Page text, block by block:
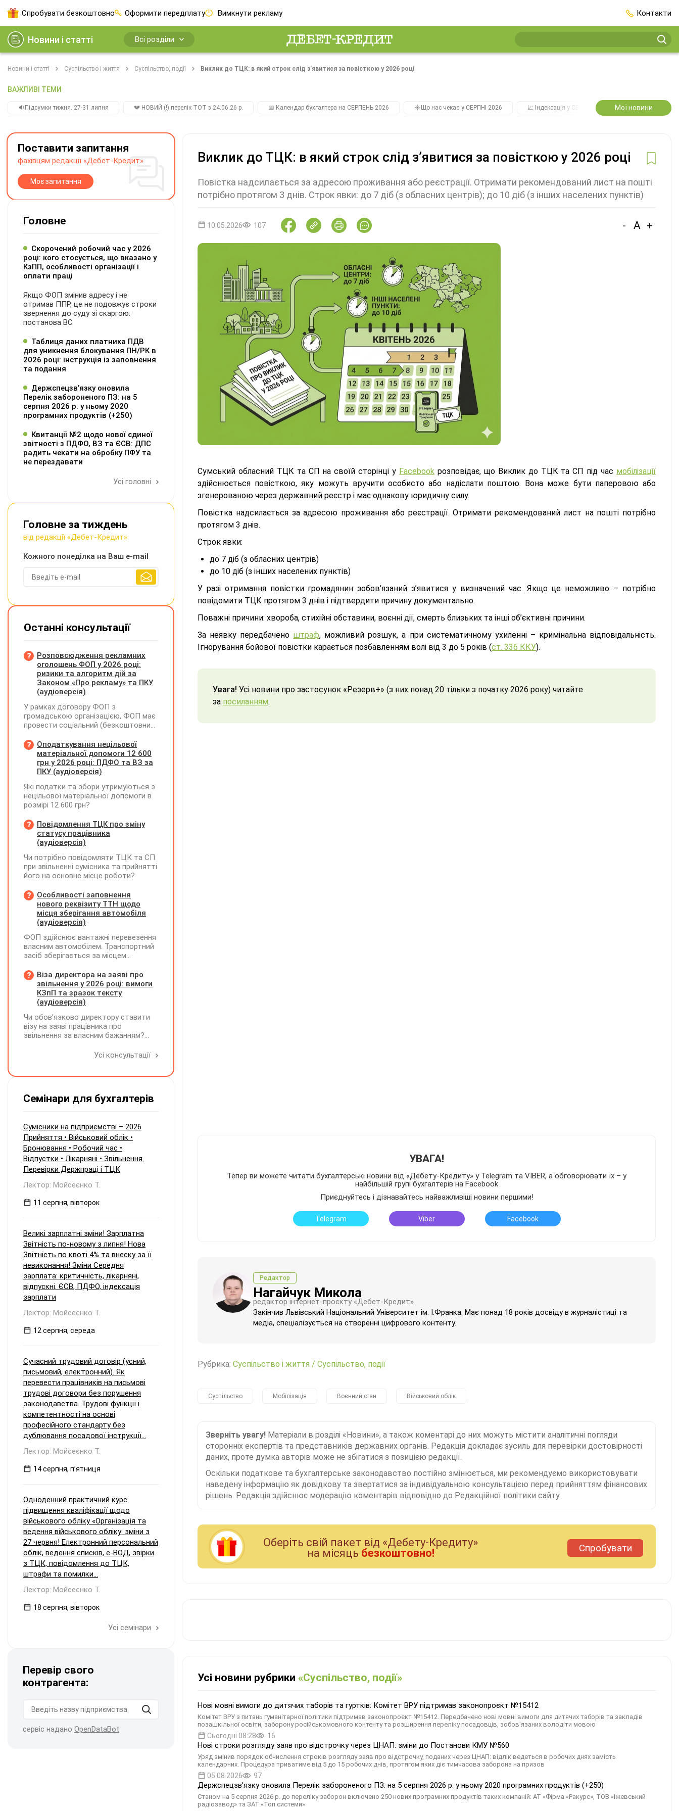
Спробувати безкоштовно Оформити передплату Вимкнути рекламу Контакти
Новини і статті Всі розділи
Новини і статті Суспільство і життя Суспільство, події Виклик до ТЦК: в який строк слід зʼявитися за повісткою у 2026 році
ВАЖЛИВІ ТЕМИ
🔉Підсумки тижня. 27-31 липня 💔 НОВИЙ (!) перелік ТОТ з 24.06.26 р. 📅 Календар бухгалтера на СЕРПЕНЬ 2026 ☀️Що нас чекає у СЕРПНІ 2026 📈 Індексація у СЕРПНІ 2️⃣0️⃣2️⃣7️⃣ Усі
Мої новини
Виклик до ТЦК: в який строк слід зʼявитися за повісткою у 2026 році
Повістка надсилається за адресою проживання або реєстрації. Отримати рекомендований лист на пошті
потрібно протягом 3 днів. Строк явки: до 7 діб (з обласних центрів); до 10 діб (з інших населених пунктів)
10.05.2026 107 - A +
Сумський обласний ТЦК та СП на своїй сторінці у Facebook розповідає, що Виклик до ТЦК та СП під час мобілізації
здійснюється повісткою, яку можуть вручити особисто або надіслати поштою. Вона може бути паперовою або
згенерованою через державний реєстр і має однакову юридичну силу.
Повістка надсилається за адресою проживання або реєстрації. Отримати рекомендований лист на пошті потрібно
протягом 3 днів.
Строк явки:
до 7 діб (з обласних центрів)
до 10 діб (з інших населених пунктів)
У разі отримання повістки громадянин зобов’язаний з’явитися у визначений час. Якщо це неможливо – потрібно
повідомити ТЦК протягом 3 днів і підтвердити причину документально.
Поважні причини: хвороба, стихійні обставини, воєнні дії, смерть близьких та інші об’єктивні причини.
За неявку передбачено штраф, можливий розшук, а при систематичному ухиленні – кримінальна відповідальність.
Ігнорування бойової повістки карається позбавленням волі від 3 до 5 років (ст. 336 ККУ).
Увага! Усі новини про застосунок «Резерв+» (з них понад 20 тільки з початку 2026 року) читайте
за посиланням.
УВАГА!
Тепер ви можете читати бухгалтерські новини від «Дебету-Кредиту» у Telegram та VIBER, а обговорювати їх – у
найбільшій групі бухгалтерів на Facebook
Приєднуйтесь і дізнавайтесь найважливіші новини першими!
Telegram Viber Facebook
Редактор
Нагайчук Микола
редактор інтернет-проєкту «Дебет-Кредит»
Закінчив Львівський Національний Університет ім. І.Франка. Має понад 18 років досвіду в журналістиці та
медіа, спеціалізується на створенні цифрового контенту.
Рубрика: Суспільство і життя / Суспільство, події
Суспільство Мобілізація Воєнний стан Військовий облік
Зверніть увагу! Матеріали в розділі «Новини», а також коментарі до них можуть містити аналітичні погляди
сторонніх експертів та представників державних органів. Редакція докладає зусиль для перевірки достовірності
даних, проте думка авторів може не збігатися з позицією редакції.
Оскільки податкове та бухгалтерське законодавство постійно змінюється, ми рекомендуємо використовувати
наведену інформацію як довідкову та звертатися за індивідуальною консультацією перед прийняттям фінансових
рішень. Редакція здійснює модерацію коментарів відповідно до Редакційної політики сайту.
Оберiть свiй пакет вiд «Дебету-Кредиту»
на мiсяць безкоштовно! Спробувати
Усі новини рубрики «Суспільство, події»
Нові мовні вимоги до дитячих таборів та гуртків: Комітет ВРУ підтримав законопроєкт №15412
Комітет ВРУ з питань гуманітарної політики підтримав законопроєкт №15412. Передбачено нові мовні вимоги для дитячих таборів та закладів
позашкільної освіти, заборону російськомовного контенту та розширення переліку посадовців, зобов'язаних володіти мовою
Сьогодні 08:28 16
Нові строки розгляду заяв про відстрочку через ЦНАП: зміни до Постанови КМУ №560
Уряд змінив порядок обчислення строків розгляду заяв про відстрочку, поданих через ЦНАП: відлік ведеться в робочих днях замість
календарних. Процедура триватиме від 5 до 15 робочих днів, протягом яких діє тимчасова заборона на призов
05.08.2026 97
Держспецзв’язку оновила Перелік забороненого ПЗ: на 5 серпня 2026 р. у ньому 2020 програмних продуктів (+250)
Станом на 5 серпня 2026 р. до переліку заборон включено 250 нових програмних продуктів таких компаній: АТ «Фірма «Ракурс», ТОВ «Іжевський
радіозавод» та ЗАТ «Топ системи»
Поставити запитання
фахівцям редакції «Дебет-Кредит»
Моє запитання
Головне
Скорочений робочий час у 2026
році: кого стосується, що вказано у
КзПП, особливості організації і
оплати праці
Якщо ФОП змінив адресу і не
отримав ППР, це не подовжує строки
звернення до суду зі скаргою:
постанова ВС
Таблиця даних платника ПДВ
для уникнення блокування ПН/РК в
2026 році: інструкція із заповнення
та подання
Держспецзв’язку оновила
Перелік забороненого ПЗ: на 5
серпня 2026 р. у ньому 2020
програмних продуктів (+250)
Квитанції №2 щодо нової єдиної
звітності з ПДФО, ВЗ та ЄСВ: ДПС
радить чекати на обробку ПФУ та
не перездавати
Усі головні
Головне за тиждень
від редакції «Дебет-Кредит»
Кожного понеділка на Ваш e-mail
Останні консультації
Розповсюдження рекламних
оголошень ФОП у 2026 році:
ризики та алгоритм дій за
Законом «Про рекламу» та ПКУ
(аудіоверсія)
У рамках договору ФОП з
громадською організацією, ФОП має
провести соціальний (безкоштовний
захід ФОП проводить через номер
телефону, який зазначено у
листівках, які він розклеїв на стовпах
району та суспільних рекламних
реєстрацію - це фото цих рекламних
об'яв. Чи виникає у ФОПа
зобов'язання по реєстрації цієї
податкові наслідки по
розповсюдженню цих об'яв?
Оподаткування нецільової
матеріальної допомоги 12 600
грн у 2026 році: ПДФО та ВЗ за
ПКУ (аудіоверсія)
Які податки та збори утримуються з
нецільової матеріальної допомоги в
розмірі 12 600 грн?
Повідомлення ТЦК про зміну
статусу працівника
(аудіоверсія)
Чи потрібно повідомляти ТЦК та СП
при звільненні сумісника та прийнятті
його на основне місце роботи?
Особливості заповнення
нового реквізиту ТТН щодо
місця зберігання автомобіля
(аудіоверсія)
ФОП здійснює вантажні перевезення
власним автомобілем. Транспортний
засіб зберігається за місцем
договір оренди гаража чи стоянки
відсутній. Яку адресу слід зазначати
у новому реквізиті ТТН «Місце, де
зберігається автомобіль»? Чи є
на місце стоянки?
Віза директора на заяві про
звільнення у 2026 році: вимоги
КЗпП та зразок тексту
(аудіоверсія)
Чи обов’язково директору ставити
візу на заяві працівника про
звільнення за власним бажанням?
згідно з нормами КЗпП?Усі консультації
Семінари для бухгалтерів
Сумісники на підприємстві – 2026
Прийняття • Військовий облік •
Бронювання • Робочий час •
Відпустки • Лікарняні • Звільнення.
Перевірки Держпраці і ТЦК
Лектор: Мойсеєнко Т.
11 серпня, вівторок
Великі зарплатні зміни! Зарплатна
Звітність по-новому з липня! Нова
Звітність по квоті 4% та внеску за її
невиконання! Зміни Середня
зарплата: критичність, лікарняні,
відпускні. ЄСВ, ПДФО, індексація
зарплати
Лектор: Мойсеєнко Т.
12 серпня, середа
Сучасний трудовий договір (усний,
письмовий, електронний). Як
перевести працівників на письмові
трудові договори без порушення
законодавства. Трудові функції і
компетентності на основі
професійного стандарту без
дублювання посадової інструкції...
Лектор: Мойсеєнко Т.
14 серпня, пʼятниця
Одноденний практичний курс
підвищення кваліфікації щодо
військового обліку «Організація та
ведення військового обліку: зміни з
27 червня! Електронний персональний
облік, ведення списків, е-ВОД, звірки
з ТЦК, повідомлення до ТЦК,
штрафи та помилки...
Лектор: Мойсеєнко Т.
18 серпня, вівторок
Усі семінари
Перевір свого
контрагента:
сервіс надано OpenDataBot